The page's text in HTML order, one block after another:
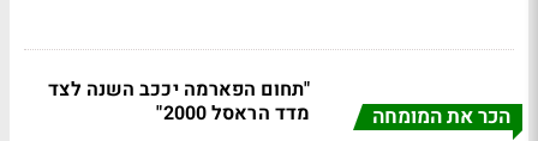
הכר את המומחה
"תחום הפארמה יככב השנה לצד
מדד הראסל 2000"